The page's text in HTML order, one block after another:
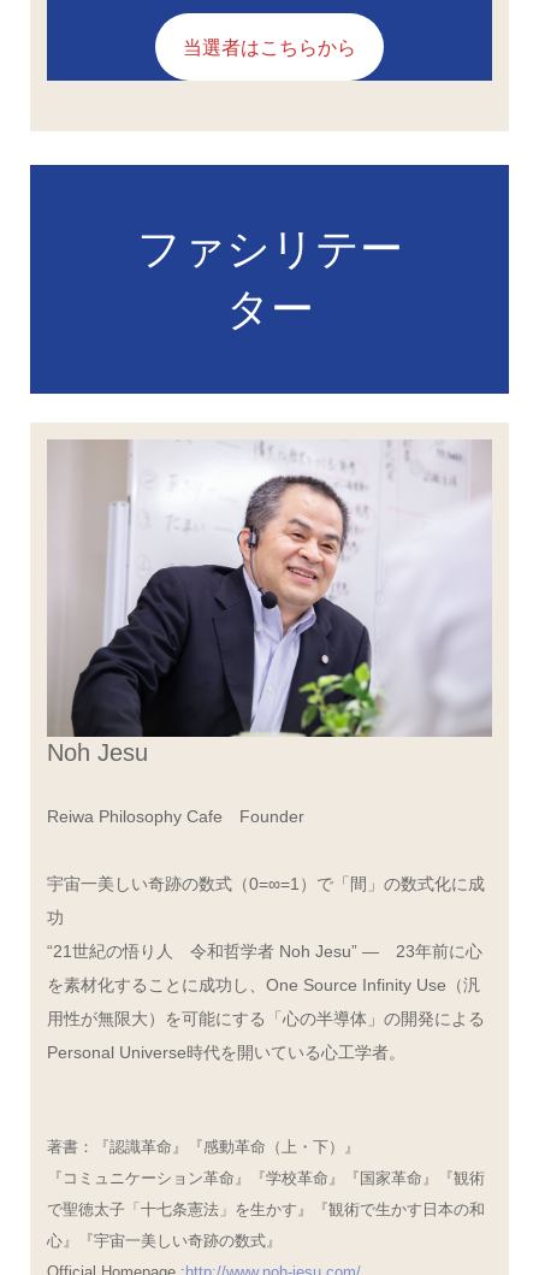
当選者はこちらから
ファシリテー
ター
Noh Jesu
Reiwa Philosophy Cafe Founder
宇宙一美しい奇跡の数式（0=∞=1）で「間」の数式化に成
功
“21世紀の悟り人 令和哲学者 Noh Jesu” ― 23年前に心
を素材化することに成功し、One Source Infinity Use（汎
用性が無限大）を可能にする「心の半導体」の開発による
Personal Universe時代を開いている心工学者。
著書：『認識革命』『感動革命（上・下）』
『コミュニケーション革命』『学校革命』『国家革命』『観術
で聖徳太子「十七条憲法」を生かす』『観術で生かす日本の和
心』『宇宙一美しい奇跡の数式』